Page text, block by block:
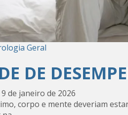
Geral
DE
9 de janeiro de 2026
corpo e mente deveriam